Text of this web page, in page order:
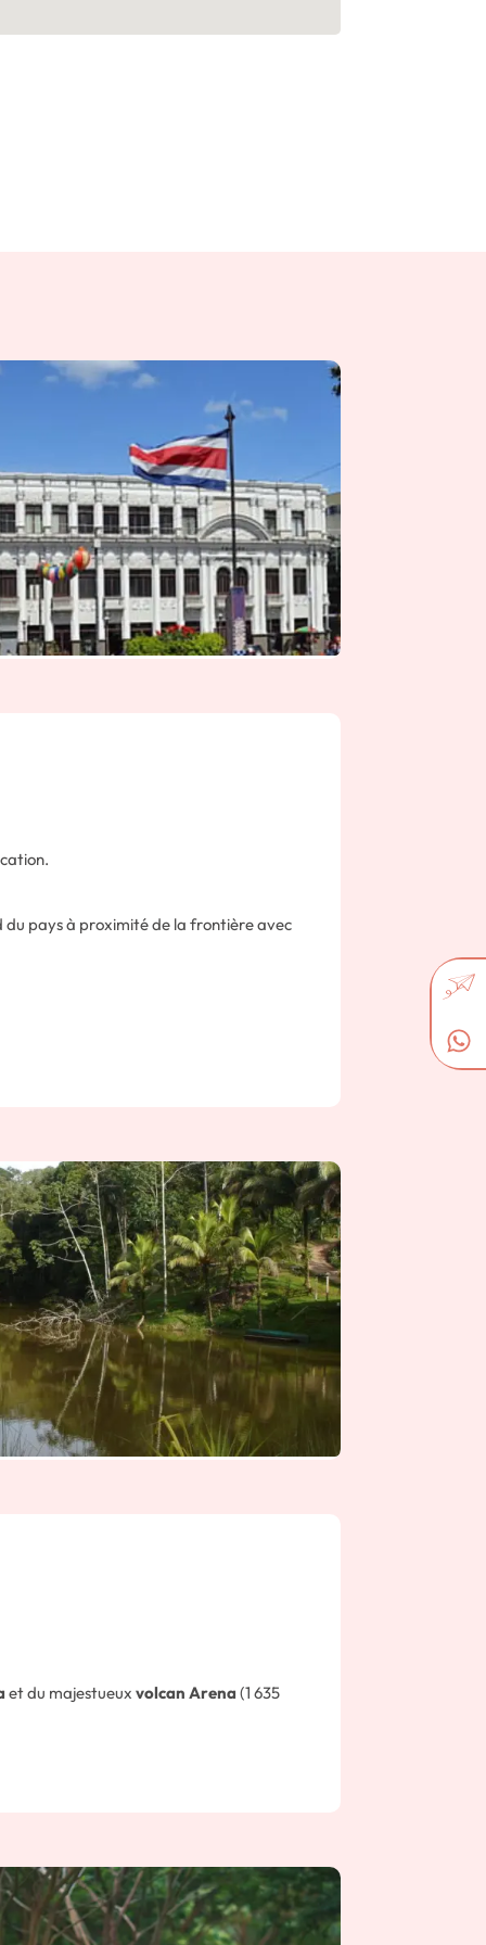
pays à proximité de la frontière avec
la nature.
duquel sont incluses les activités
forêt, la plantation d’un arbre sur la
la lagune (sans guide).
et du majestueuxvolcan Arena (1 635
comment cela doit être fait et quel
avec nos guides amicaux qui vous